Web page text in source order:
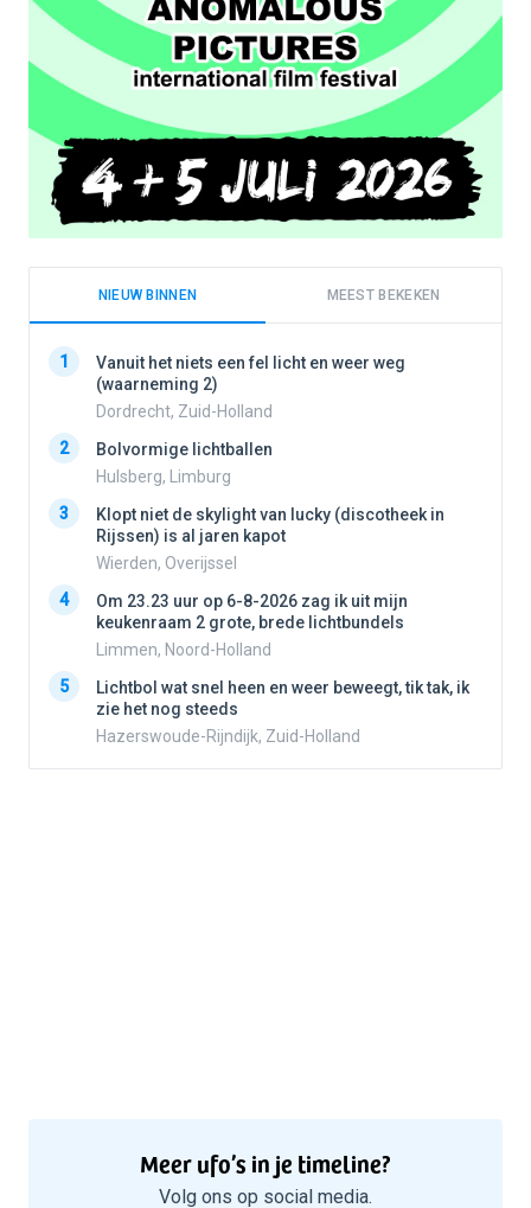
NIEUW BINNEN MEEST BEKEKEN
1
Vanuit het niets een fel licht en weer weg
(waarneming 2)
Dordrecht, Zuid-Holland
2
Bolvormige lichtballen
Hulsberg, Limburg
3
Klopt niet de skylight van lucky (discotheek in
Rijssen) is al jaren kapot
Wierden, Overijssel
4
Om 23.23 uur op 6-8-2026 zag ik uit mijn
keukenraam 2 grote, brede lichtbundels
Limmen, Noord-Holland
5
Lichtbol wat snel heen en weer beweegt, tik tak, ik
zie het nog steeds
Hazerswoude-Rijndijk, Zuid-Holland
Meer ufo’s in je timeline?
Volg ons op social media.